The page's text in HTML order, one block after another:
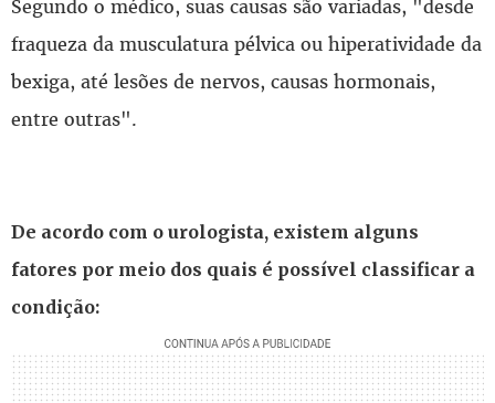
Segundo o médico, suas causas são variadas, "desde
fraqueza da musculatura pélvica ou hiperatividade da
bexiga, até lesões de nervos, causas hormonais,
entre outras".
De acordo com o urologista, existem alguns
fatores por meio dos quais é possível classificar a
condição: